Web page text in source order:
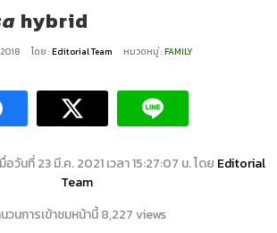
hybrid
โดย :Editorial Team หมวดหมู่ :FAMILY
นที่ 23 มี.ค. 2021 เวลา 15:27:07 น. โดย Editorial
Team
วนการเข้าชมหน้านี้ 8,227 views